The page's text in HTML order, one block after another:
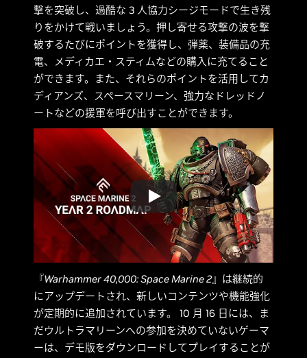
撃を突破し、過酷な 3 人協力シージモードで生き残
りをかけて戦いましょう。押し寄せる攻撃の波を撃
破するたびにポイントを獲得し、弾薬、装備品の充
電、メディカエ・スティムなどの購入に充てること
ができます。また、それらのポイントを活用してカ
ディアンズ、スペースマリーン、強力なドレッドノ
ートなどの援軍を呼び出すことができます。
『Warhammer 40,000: Space Marine 2』は継続的
にアップデートされ、新しいコンテンツや機能強化
が定期的に追加されています。 10 月 16 日には、ま
だウルトラマリーンへの参加を決めていないゲーマ
ーは、デモ版をダウンロードしてプレイすることが